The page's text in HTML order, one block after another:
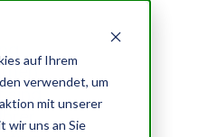
auf Ihrem
verwendet, um
mit unserer
wir uns an Sie